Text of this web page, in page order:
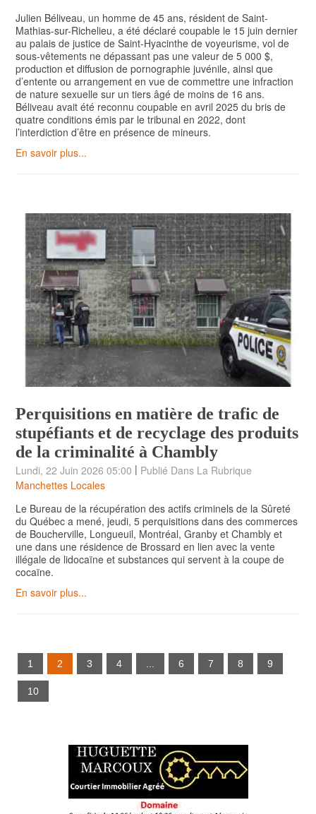
Julien Béliveau, un homme de 45 ans, résident de Saint-
Mathias-sur-Richelieu, a été déclaré coupable le 15 juin dernier
au palais de justice de Saint-Hyacinthe de voyeurisme, vol de
sous-vêtements ne dépassant pas une valeur de 5 000 $,
production et diffusion de pornographie juvénile, ainsi que
d’entente ou arrangement en vue de commettre une infraction
de nature sexuelle sur un tiers âgé de moins de 16 ans.
Béliveau avait été reconnu coupable en avril 2025 du bris de
quatre conditions émis par le tribunal en 2022, dont
l’interdiction d’être en présence de mineurs.
En savoir plus...
Perquisitions en matière de trafic de
stupéfiants et de recyclage des produits
de la criminalité à Chambly
Lundi, 22 Juin 2026 05:00 | Publié Dans La Rubrique
Manchettes Locales
Le Bureau de la récupération des actifs criminels de la Sûreté
du Québec a mené, jeudi, 5 perquisitions dans des commerces
de Boucherville, Longueuil, Montréal, Granby et Chambly et
une dans une résidence de Brossard en lien avec la vente
illégale de lidocaïne et substances qui servent à la coupe de
cocaïne.
En savoir plus...
1 2 3 4 ... 6 7 8 9
10